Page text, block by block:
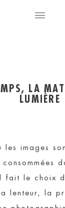
LA
LUMIÈRE
les images
fait le choix
lenteur, la